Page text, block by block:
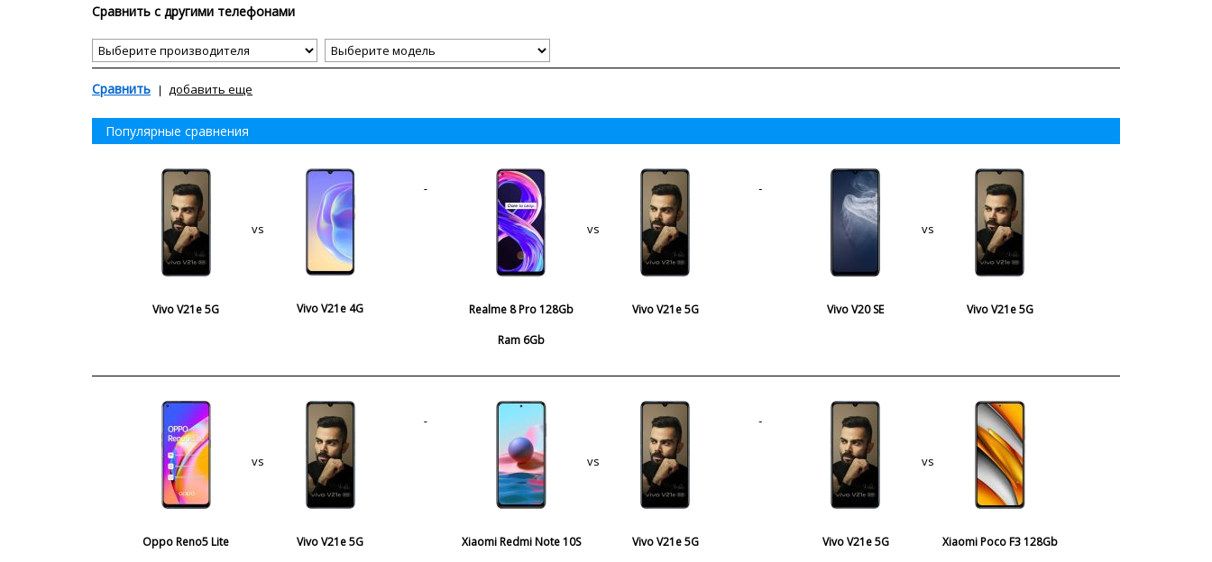
Сравнить с другими телефонами
Сравнить добавить еще
Популярные сравнения
Vivo V21e 5G
vs
Vivo V21e 4G
Realme 8 Pro 128Gb
Ram 6Gb
vs
Vivo V21e 5G Vivo V20 SE
vs
Vivo V21e 5G
Oppo Reno5 Lite
vs
Vivo V21e 5G
Xiaomi Redmi Note 10S
vs
Vivo V21e 5G Vivo V21e 5G
vs
Xiaomi Poco F3 128Gb